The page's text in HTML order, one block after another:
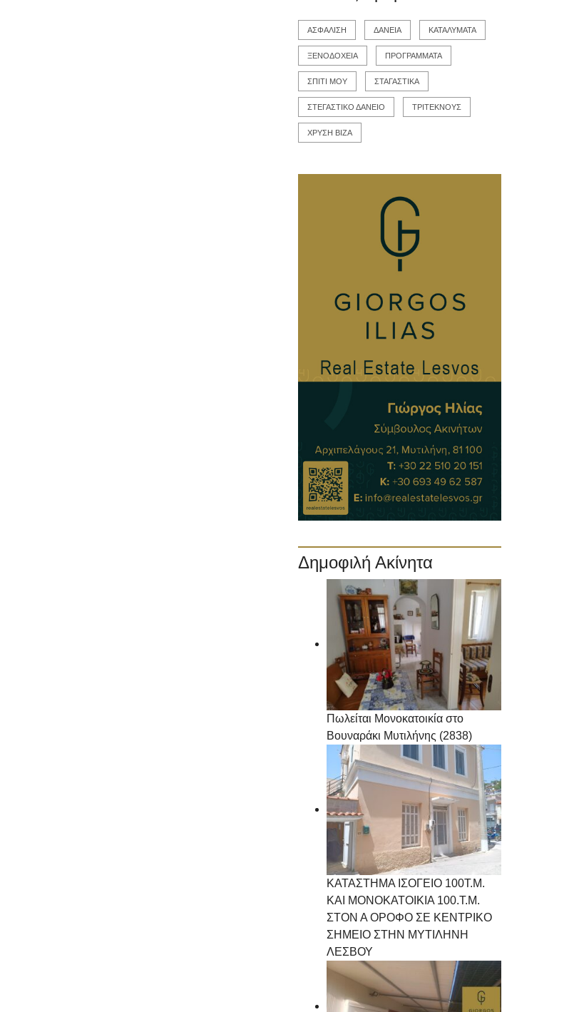
ΑΣΦΑΛΙΣΗ ΔΑΝΕΙΑ ΚΑΤΑΛΥΜΑΤΑ
ΞΕΝΟΔΟΧΕΙΑ ΠΡΟΓΡΑΜΜΑΤΑ
ΣΠΙΤΙ ΜΟΥ ΣΤΑΓΑΣΤΙΚΑ
ΣΤΕΓΑΣΤΙΚΟ ΔΑΝΕΙΟ ΤΡΙΤΕΚΝΟΥΣ
ΧΡΥΣΗ ΒΙΖΑ
Δημοφιλή Ακίνητα
Πωλείται Μονοκατοικία στο
Βουναράκι Μυτιλήνης (2838)
ΚΑΤΑΣΤΗΜΑ ΙΣΟΓΕΙΟ 100Τ.Μ.
ΚΑΙ ΜΟΝΟΚΑΤΟΙΚΙΑ 100.Τ.Μ.
ΣΤΟΝ Α ΟΡΟΦΟ ΣΕ ΚΕΝΤΡΙΚΟ
ΣΗΜΕΙΟ ΣΤΗΝ ΜΥΤΙΛΗΝΗ
ΛΕΣΒΟΥ